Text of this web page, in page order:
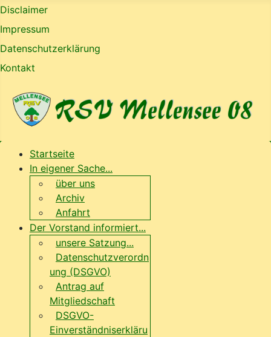
Disclaimer
Impressum
Datenschutzerklärung
Kontakt
Startseite
In eigener Sache...
über uns
Archiv
Anfahrt
Der Vorstand informiert...
unsere Satzung...
Datenschutzverordn
ung (DSGVO)
Antrag auf
Mitgliedschaft
DSGVO-
Einverständniserkläru